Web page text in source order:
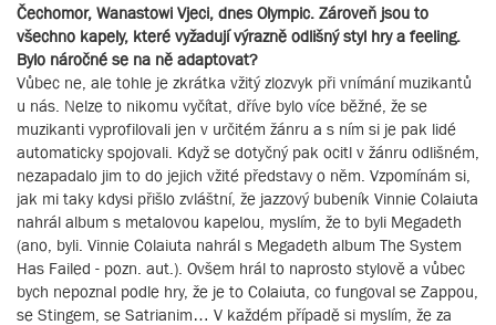
Čechomor, Wanastowi Vjeci, dnes Olympic. Zároveň jsou to
všechno kapely, které vyžadují výrazně odlišný styl hry a feeling.
Bylo náročné se na ně adaptovat?
Vůbec ne, ale tohle je zkrátka vžitý zlozvyk při vnímání muzikantů
u nás. Nelze to nikomu vyčítat, dříve bylo více běžné, že se
muzikanti vyprofilovali jen v určitém žánru a s ním si je pak lidé
automaticky spojovali. Když se dotyčný pak ocitl v žánru odlišném,
nezapadalo jim to do jejich vžité představy o něm. Vzpomínám si,
jak mi taky kdysi přišlo zvláštní, že jazzový bubeník Vinnie Colaiuta
nahrál album s metalovou kapelou, myslím, že to byli Megadeth
(ano, byli. Vinnie Colaiuta nahrál s Megadeth album The System
Has Failed - pozn. aut.). Ovšem hrál to naprosto stylově a vůbec
bych nepoznal podle hry, že je to Colaiuta, co fungoval se Zappou,
se Stingem, se Satrianim… V každém případě si myslím, že za